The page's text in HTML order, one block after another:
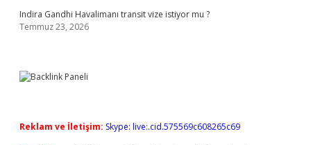
Indira Gandhi Havalimanı transit vize istiyor mu ?
Temmuz 23, 2026
Reklam ve İletişim: Skype: live:.cid.575569c608265c69